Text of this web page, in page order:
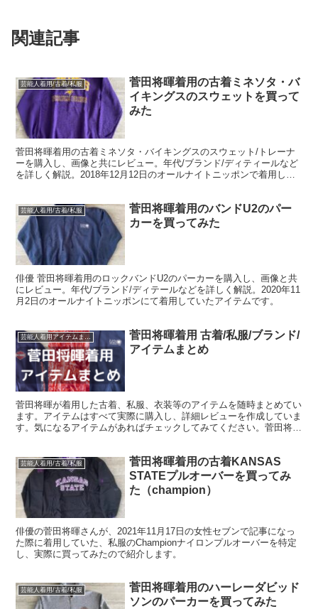
関連記事
芸能人着用/古着/私服
菅田将暉着用の古着ミネソタ・バ
イキングスのスウェットを買って
みた
菅田将暉着用の古着ミネソタ・バイキングスのスウェット/トレーナ
ーを購入し、画像と共にレビュー。年代/ブランド/ディティールなど
を詳しく解説。2018年12月12日のオールナイトニッポンで着用して
芸能人着用/古着/私服
菅田将暉着用のバンドU2のパー
カーを買ってみた
俳優 菅田将暉着用のロックバンドU2のパーカーを購入し、画像と共
にレビュー。年代/ブランド/ディテールなどを詳しく解説。2020年11
月2日のオールナイトニッポンにて着用していたアイテムです。
芸能人着用アイテムまとめ
菅田将暉着用 古着/私服/ブランド/
アイテムまとめ
菅田将暉が着用した古着、私服、衣装等のアイテムを随時まとめてい
ます。アイテムはすべて実際に購入し、詳細レビューを作成していま
す。気になるアイテムがあればチェックしてみてください。菅田将暉
芸能人着用/古着/私服
菅田将暉着用の古着KANSAS
STATEプルオーバーを買ってみ
た（champion）
俳優の菅田将暉さんが、2021年11月17日の女性セブンで記事になっ
た際に着用していた、私服のChampionナイロンプルオーバーを特定
し、実際に買ってみたので紹介します。
芸能人着用/古着/私服
菅田将暉着用のハーレーダビッド
ソンのパーカーを買ってみた